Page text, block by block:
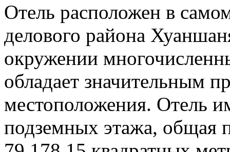
Отель расположен в
делового района
окружении
обладает значительным
местоположения. Отель
подземных этажа, общая